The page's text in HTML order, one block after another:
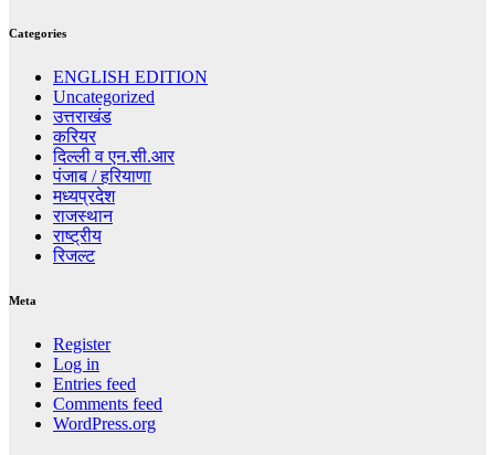
Categories
ENGLISH EDITION
Uncategorized
उत्तराखंड
करियर
दिल्ली व एन.सी.आर
पंजाब / हरियाणा
मध्यप्रदेश
राजस्थान
राष्ट्रीय
रिजल्ट
Meta
Register
Log in
Entries feed
Comments feed
WordPress.org